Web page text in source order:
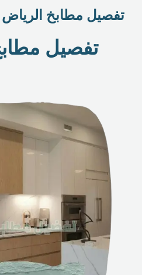
تفصيل مطابخ الرياض
تفصيل